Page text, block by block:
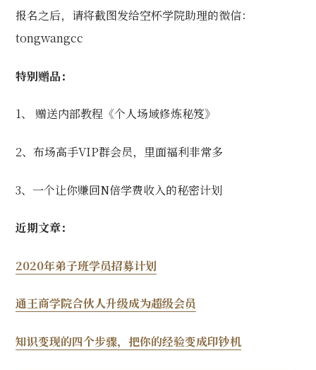
报名之后，请将截图发给空杯学院助理的微信：
tongwangcc
特别赠品：
1、 赠送内部教程《个人场域修炼秘笈》
2、布场高手VIP群会员，里面福利非常多
3、一个让你赚回N倍学费收入的秘密计划
近期文章：
2020年弟子班学员招募计划
通王商学院合伙人升级成为超级会员
知识变现的四个步骤，把你的经验变成印钞机